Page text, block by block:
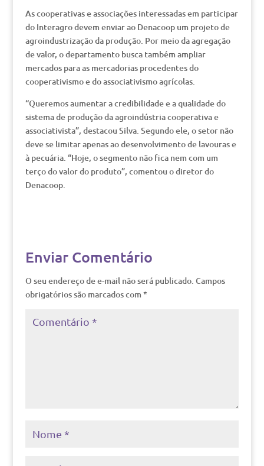
As cooperativas e associações interessadas em participar
do Interagro devem enviar ao Denacoop um projeto de
agroindustrização da produção. Por meio da agregação
de valor, o departamento busca também ampliar
mercados para as mercadorias procedentes do
cooperativismo e do associativismo agrícolas.
“Queremos aumentar a credibilidade e a qualidade do
sistema de produção da agroindústria cooperativa e
associativista”, destacou Silva. Segundo ele, o setor não
deve se limitar apenas ao desenvolvimento de lavouras e
à pecuária. “Hoje, o segmento não fica nem com um
terço do valor do produto”, comentou o diretor do
Denacoop.
Enviar Comentário
O seu endereço de e-mail não será publicado. Campos
obrigatórios são marcados com *